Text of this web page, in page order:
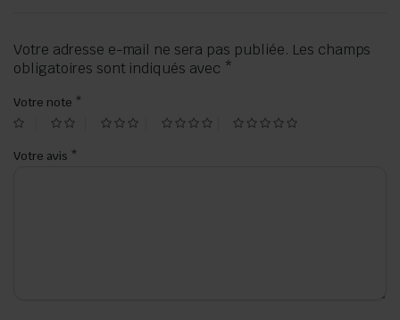
Votre adresse e-mail ne sera pas publiée. Les champs
obligatoires sont indiqués avec *
Votre note *
Votre avis *